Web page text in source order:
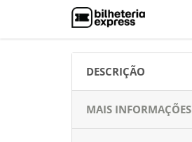
DESCRIÇÃO
MAIS INFORMAÇÕES